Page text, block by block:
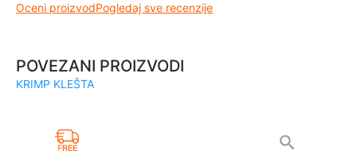
Oceni proizvodPogledaj sve recenzije
POVEZANI PROIZVODI
KRIMP KLEŠTA